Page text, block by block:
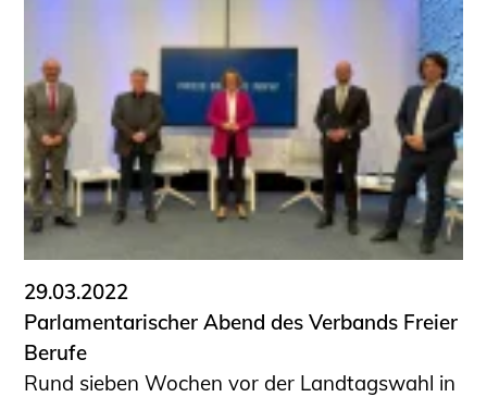
29.03.2022
Parlamentarischer Abend des Verbands Freier
Berufe
Rund sieben Wochen vor der Landtagswahl in